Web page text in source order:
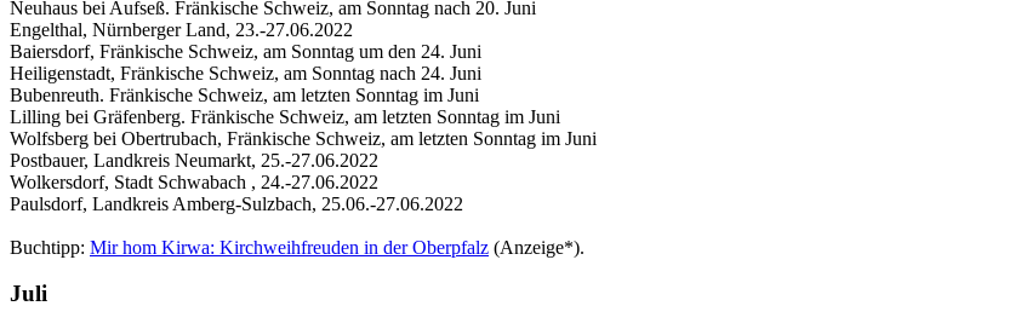
Neuhaus bei Aufseß. Fränkische Schweiz, am Sonntag nach 20. Juni
Engelthal, Nürnberger Land, 23.-27.06.2022
Baiersdorf, Fränkische Schweiz, am Sonntag um den 24. Juni
Heiligenstadt, Fränkische Schweiz, am Sonntag nach 24. Juni
Bubenreuth. Fränkische Schweiz, am letzten Sonntag im Juni
Lilling bei Gräfenberg. Fränkische Schweiz, am letzten Sonntag im Juni
Wolfsberg bei Obertrubach, Fränkische Schweiz, am letzten Sonntag im Juni
Postbauer, Landkreis Neumarkt, 25.-27.06.2022
Wolkersdorf, Stadt Schwabach , 24.-27.06.2022
Paulsdorf, Landkreis Amberg-Sulzbach, 25.06.-27.06.2022
Buchtipp: Mir hom Kirwa: Kirchweihfreuden in der Oberpfalz (Anzeige*).
Juli